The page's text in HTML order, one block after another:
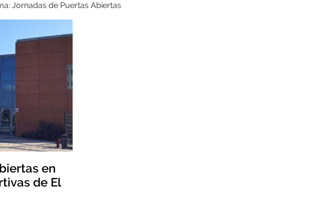
Jornadas de Puertas Abiertas
en
de El